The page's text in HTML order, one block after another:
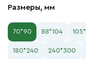
Размеры, мм
70*90 88*104
180*240 240*300